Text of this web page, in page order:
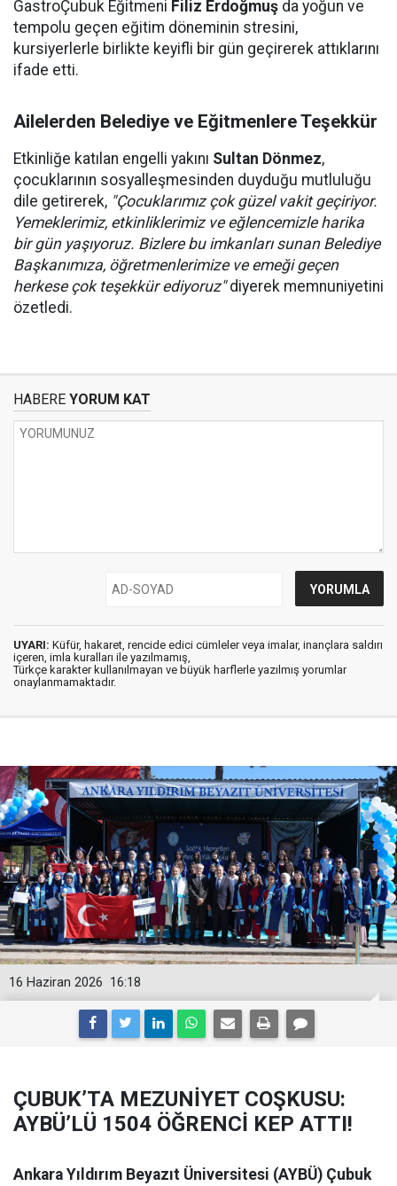
GastroÇubuk Eğitmeni Filiz Erdoğmuş da yoğun ve
tempolu geçen eğitim döneminin stresini,
kursiyerlerle birlikte keyifli bir gün geçirerek attıklarını
ifade etti.
Ailelerden Belediye ve Eğitmenlere Teşekkür
Etkinliğe katılan engelli yakını Sultan Dönmez,
çocuklarının sosyalleşmesinden duyduğu mutluluğu
dile getirerek, "Çocuklarımız çok güzel vakit geçiriyor.
Yemeklerimiz, etkinliklerimiz ve eğlencemizle harika
bir gün yaşıyoruz. Bizlere bu imkanları sunan Belediye
Başkanımıza, öğretmenlerimize ve emeği geçen
herkese çok teşekkür ediyoruz"diyerek memnuniyetini
özetledi.
HABERE YORUM KAT
UYARI: Küfür, hakaret, rencide edici cümleler veya imalar, inançlara saldırı
içeren, imla kuralları ile yazılmamış,
Türkçe karakter kullanılmayan ve büyük harflerle yazılmış yorumlar
onaylanmamaktadır.
16:18
16 Haziran 2026
ÇUBUK’TA MEZUNİYET COŞKUSU:
AYBÜ’LÜ 1504 ÖĞRENCİ KEP ATTI!
Ankara Yıldırım Beyazıt Üniversitesi (AYBÜ) Çubuk